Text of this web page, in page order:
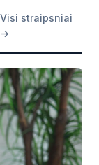
Visi straipsniai
→